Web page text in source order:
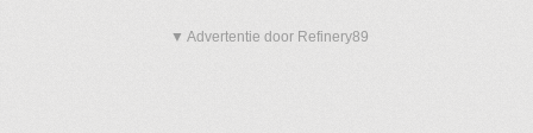
▼ Advertentie door Refinery89